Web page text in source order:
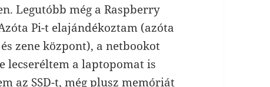
Legutóbb még a Raspberry
Pi-t elajándékoztam (azóta
zene központ), a netbookot
lecseréltem a laptopomat is
az SSD-t, még plusz memóriát